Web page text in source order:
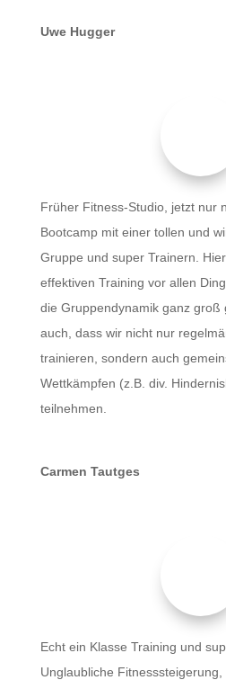
Uwe Hugger
Früher Fitness-Studio, jetzt nur
Bootcamp mit einer tollen und
Gruppe und super Trainern.
effektiven Training vor allen
die Gruppendynamik ganz groß
auch, dass wir nicht nur
trainieren, sondern auch
Wettkämpfen (z.B. div.
teilnehmen.
Carmen Tautges
Echt ein Klasse Training und
Unglaubliche